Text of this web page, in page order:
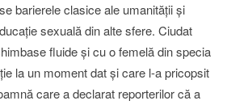
barierele clasice ale umanităţii şi
sexuală din alte sfere. Ciudat
fluide şi cu o femelă din specia
la un moment dat şi care l-a pricopsit
care a declarat reporterilor că a